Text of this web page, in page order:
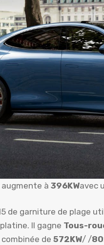
augmente à 396KWavec
de garniture de plage
Il gagne Tous-
de 572KW/ /